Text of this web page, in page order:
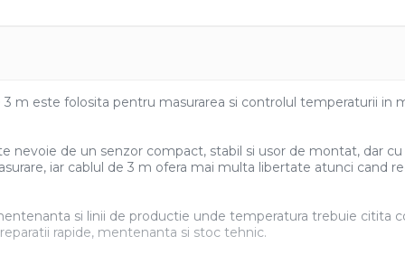
m este folosita pentru masurarea si controlul temperaturii in
nevoie de un senzor compact, stabil si usor de montat, dar
iar cablul de 3 m ofera mai multa libertate atunci cand
si linii de productie unde temperatura trebuie citita
rapide, mentenanta si stoc tehnic.